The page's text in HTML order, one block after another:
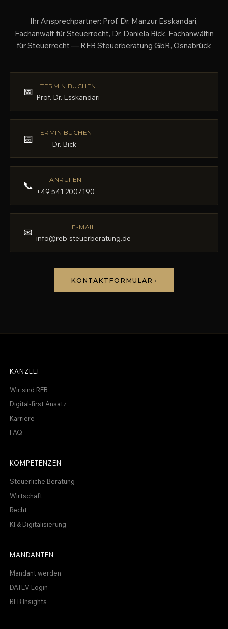
Ihr Ansprechpartner: Prof. Dr. Manzur Esskandari,
Fachanwalt für Steuerrecht, Dr. Daniela Bick, Fachanwältin
für Steuerrecht — REB Steuerberatung GbR, Osnabrück
📅 TERMIN BUCHEN
Prof. Dr. Esskandari
📅 TERMIN BUCHEN
Dr. Bick
📞 ANRUFEN
+49 541 2007190
✉ E-MAIL
info@reb-steuerberatung.de
KONTAKTFORMULAR ›
KANZLEI
Wir sind REB
Digital-first Ansatz
Karriere
FAQ
KOMPETENZEN
Steuerliche Beratung
Wirtschaft
Recht
KI & Digitalisierung
MANDANTEN
Mandant werden
DATEV Login
REB Insights